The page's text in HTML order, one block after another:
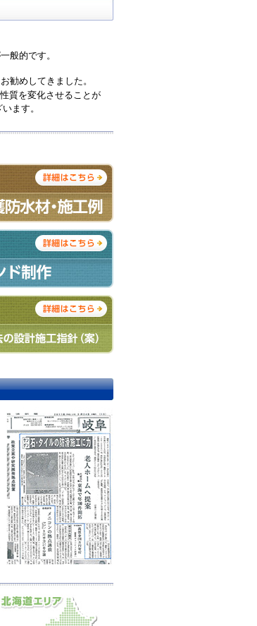
般的です。
勧めしてきました。
質を変化させることが
ます。